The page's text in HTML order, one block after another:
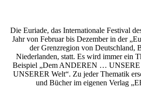
Die Euriade, das Internationale Festival
Jahr von Februar bis Dezember in der
der Grenzregion von Deutschland,
Niederlanden, statt. Es wird immer ein
Beispiel „Dem ANDEREN … UNSERE
UNSERER Welt“. Zu jeder Thematik
und Bücher im eigenen Verlag